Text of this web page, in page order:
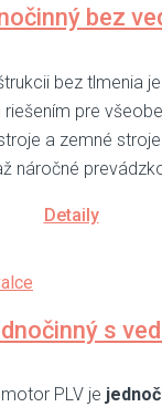
bez
bez tlmenia
pre
a zemné
náročné
Detaily
s
PLV je